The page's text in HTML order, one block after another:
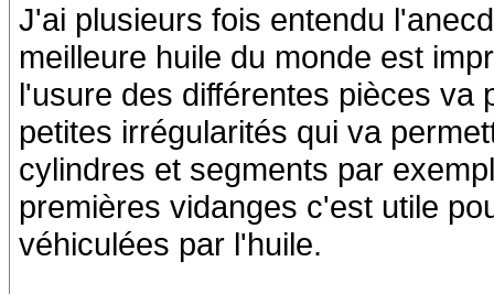
J'ai plusieurs fois entendu
meilleure huile du monde est
l'usure des différentes pièces va
petites irrégularités qui va
cylindres et segments par
premières vidanges c'est utile
véhiculées par l'huile.